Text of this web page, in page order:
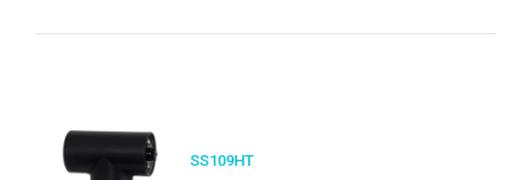
SS109HT